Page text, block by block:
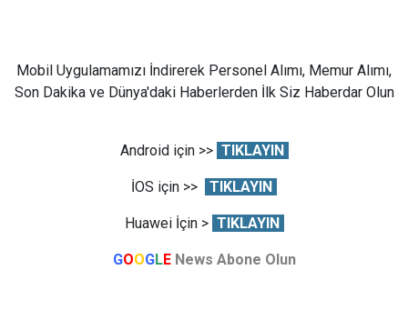
Mobil Uygulamamızı İndirerek Personel Alımı, Memur Alımı,
Son Dakika ve Dünya'daki Haberlerden İlk Siz Haberdar Olun
Android için >> TIKLAYIN
İOS için >> TIKLAYIN
Huawei İçin > TIKLAYIN
GOOGLE News Abone Olun